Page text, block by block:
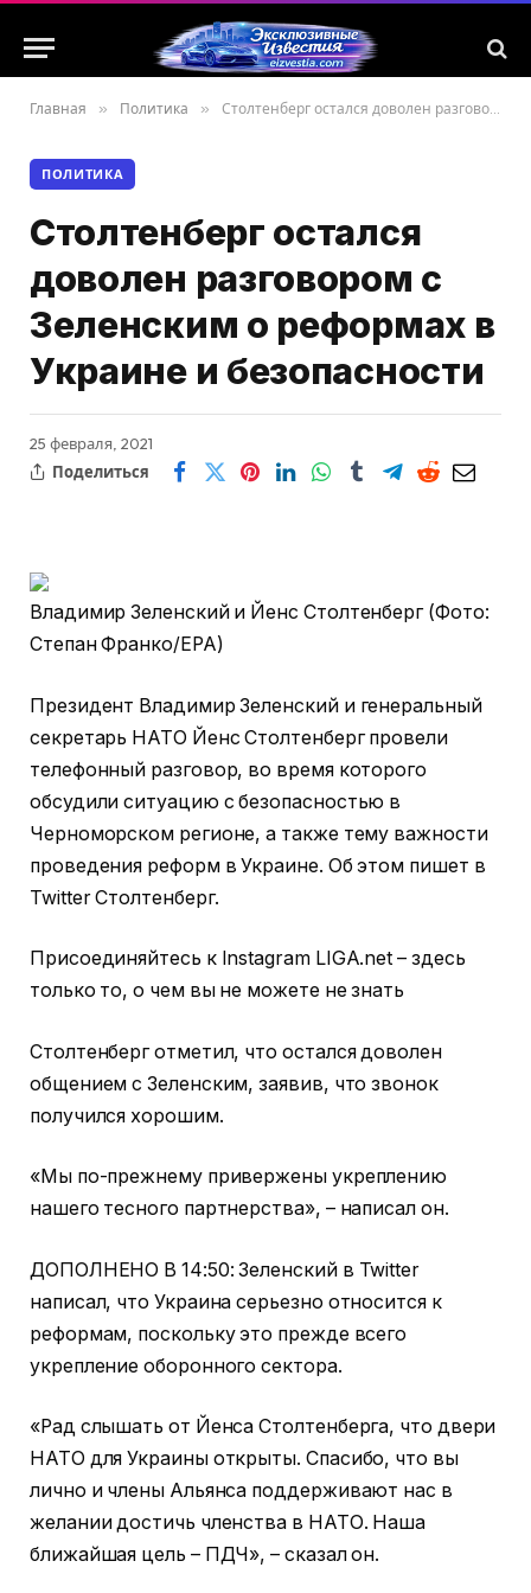
Главная » Политика » Столтенберг остался доволен разговором с Зеленским о реформах в Украине и безопасности
ПОЛИТИКА
Столтенберг остался
доволен разговором с
Зеленским о реформах в
Украине и безопасности
25 февраля, 2021
Поделиться
Владимир Зеленский и Йенс Столтенберг (Фото:
Степан Франко/ЕРА)
Президент Владимир Зеленский и генеральный
секретарь НАТО Йенс Столтенберг провели
телефонный разговор, во время которого
обсудили ситуацию с безопасностью в
Черноморском регионе, а также тему важности
проведения реформ в Украине. Об этом пишет в
Twitter Столтенберг.
Присоединяйтесь к Instagram LIGA.net – здесь
только то, о чем вы не можете не знать
Столтенберг отметил, что остался доволен
общением с Зеленским, заявив, что звонок
получился хорошим.
«Мы по-прежнему привержены укреплению
нашего тесного партнерства», – написал он.
ДОПОЛНЕНО В 14:50: Зеленский в Twitter
написал, что Украина серьезно относится к
реформам, поскольку это прежде всего
укрепление оборонного сектора.
«Рад слышать от Йенса Столтенберга, что двери
НАТО для Украины открыты. Спасибо, что вы
лично и члены Альянса поддерживают нас в
желании достичь членства в НАТО. Наша
ближайшая цель – ПДЧ», – сказал он.